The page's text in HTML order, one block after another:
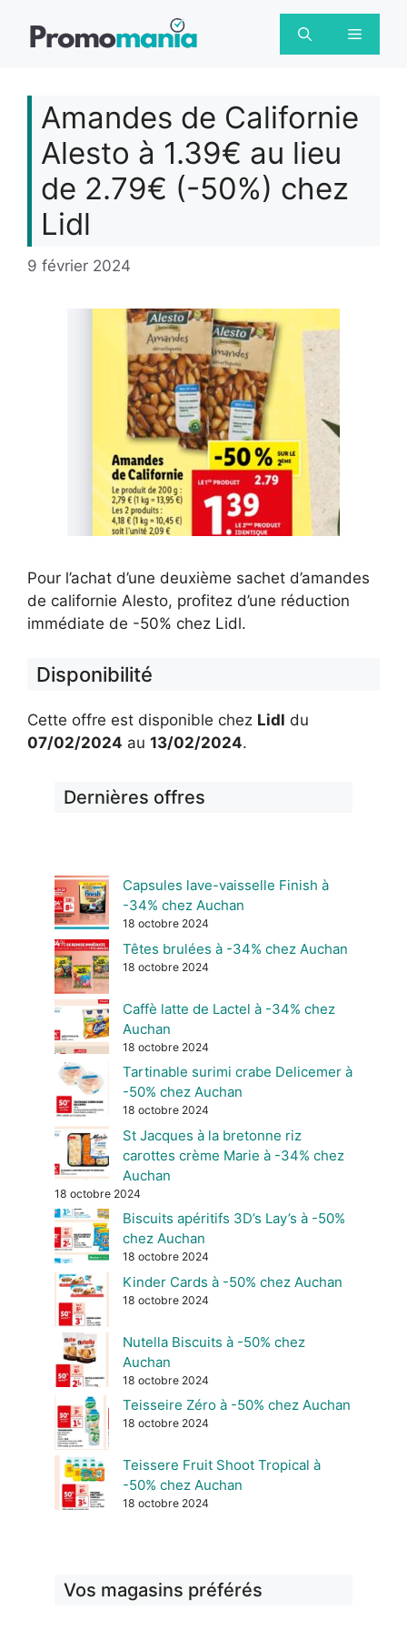
Menu
Amandes de Californie
Alesto à 1.39€ au lieu
de 2.79€ (-50%) chez
Lidl
9 février 2024
Pour l’achat d’une deuxième sachet d’amandes
de californie Alesto, profitez d’une réduction
immédiate de -50% chez Lidl.
Disponibilité
Cette offre est disponible chez Lidl du
07/02/2024 au 13/02/2024.
Dernières offres
Capsules lave-vaisselle Finish à
-34% chez Auchan
18 octobre 2024
Têtes brulées à -34% chez Auchan
18 octobre 2024
Caffè latte de Lactel à -34% chez
Auchan
18 octobre 2024
Tartinable surimi crabe Delicemer à
-50% chez Auchan
18 octobre 2024
St Jacques à la bretonne riz
carottes crème Marie à -34% chez
Auchan
18 octobre 2024
Biscuits apéritifs 3D’s Lay’s à -50%
chez Auchan
18 octobre 2024
Kinder Cards à -50% chez Auchan
18 octobre 2024
Nutella Biscuits à -50% chez
Auchan
18 octobre 2024
Teisseire Zéro à -50% chez Auchan
18 octobre 2024
Teissere Fruit Shoot Tropical à
-50% chez Auchan
18 octobre 2024
Vos magasins préférés